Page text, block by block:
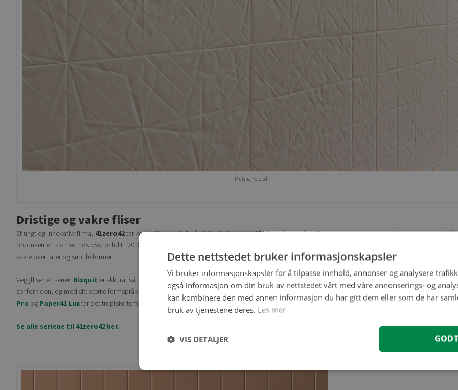
Mutina Folded
Dristige og vakre fliser
Et ungt og innovativt firma, 41zero42tar keramikk seriøst. De forteller historier med fortid, nåtid og fremtid som rettesnorer mens de lager spennende
produsenten slo ned hos oss for fullt i 2018 og gang på gang blir vi ekstatiske når de kommer med sine nye kolleksjoner.
vakre overflater og subtile former.
Veggflisene i serien Bisquit er akkurat så tørre og matte som navnet tilsier. Serien kommer i fire farger og seks varianter. Supreme
er en frisk motvekt til
ser for tiden, og med sitt sterke formspråk formelig roper den etter oppmerksomhet. Med Technicolor kan du lage de mest utradisjonelle
Pro og Paper41 Luxtar det tropiske temaet til nye høyder.
Se alle seriene til 41zero42 her.
Dette nettstedet bruker informasjonskapsler
Vi bruker informasjonskapsler for å tilpasse innhold, annonser og analysere
også informasjon om din bruk av nettstedet vårt med våre annonserings- og
kan kombinere den med annen informasjon du har gitt dem eller som de har
bruk av tjenestene deres. Les mer
VIS DETALJER